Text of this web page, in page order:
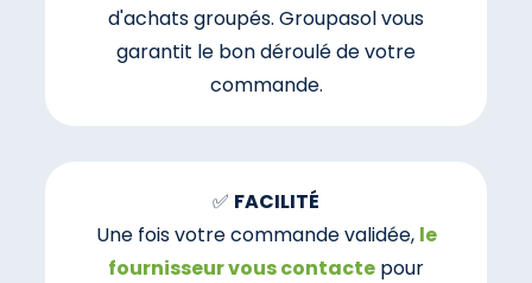
d'achats groupés. Groupasol vous
garantit le bon déroulé de votre
commande.
✅ FACILITÉ
Une fois votre commande validée, le
fournisseur vous contacte pour